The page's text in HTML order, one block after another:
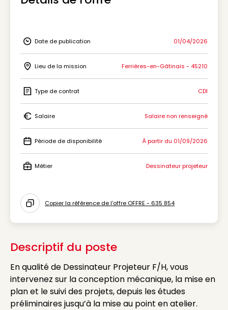
Icon Date de publication
Date de publication 01/04/2026
Icon Lieu de la mission
Lieu de la mission Ferrières-en-Gâtinais - 45210
Icon Type de contrat
Type de contrat CDI
Icon Salaire
Salaire Salaire non renseigné
Icon Période de disponibilité
Période de disponibilité À partir du 01/09/2026
Métier Dessinateur projeteur
Icon copy to clipboard
Copier la référence de l'offre OFFRE - 635 854
Descriptif du poste
En qualité de Dessinateur Projeteur F/H, vous
intervenez sur la conception mécanique, la mise en
plan et le suivi des projets, depuis les études
préliminaires jusqu’à la mise au point en atelier.